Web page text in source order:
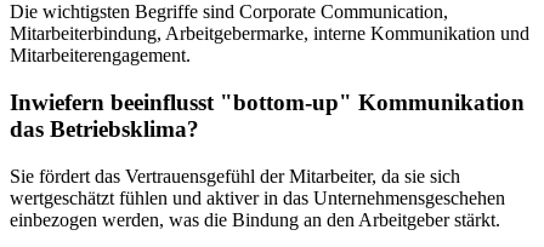
Die wichtigsten Begriffe sind Corporate Communication,
Mitarbeiterbindung, Arbeitgebermarke, interne Kommunikation und
Mitarbeiterengagement.
Inwiefern beeinflusst "bottom-up" Kommunikation
das Betriebsklima?
Sie fördert das Vertrauensgefühl der Mitarbeiter, da sie sich
wertgeschätzt fühlen und aktiver in das Unternehmensgeschehen
einbezogen werden, was die Bindung an den Arbeitgeber stärkt.